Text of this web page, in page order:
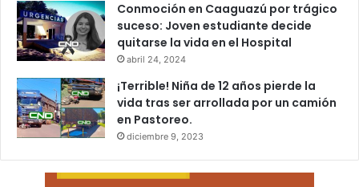
Conmoción en Caaguazú por trágico
suceso: Joven estudiante decide
quitarse la vida en el Hospital
abril 24, 2024
¡Terrible! Niña de 12 años pierde la
vida tras ser arrollada por un camión
en Pastoreo.
diciembre 9, 2023